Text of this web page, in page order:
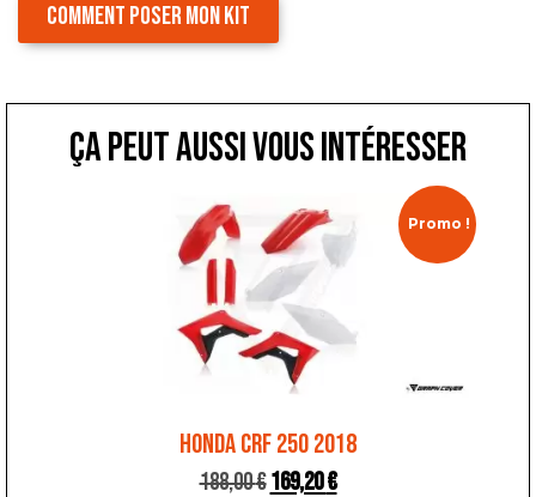
COMMENT POSER MON KIT
ça peut aussi vous intéresser
Promo !
HONDA CRF 250 2018
188,00€169,20€